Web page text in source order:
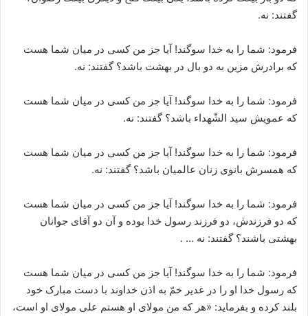
گفتند: نه.
فرمود: شما را به خدا سوگند! آیا جز من کسى در میان شما هست
که برادرش مزین به دو بال در بهشت باشد؟ گفتند: نه.
فرمود: شما را به خدا سوگند! آیا جز من کسى در میان شما هست
که عمویش سید الشّهداء باشد؟ گفتند: نه.
فرمود: شما را به خدا سوگند! آیا جز من کسى در میان شما هست
که همسرش بانوی زنان عالمیان باشد؟ گفتند: نه.
فرمود: شما را به خدا سوگند! آیا جز من کسى در میان شما هست
که دو فرزندش، دو فرزند رسول خدا بوده و آن دو آقای جوانان
بهشتی باشند؟ گفتند: نه … .
فرمود: شما را به خدا سوگند! آیا جز من کسى در میان شما هست
که رسول خدا او را در غدیر خمّ به اذن خداوند با دست مبارک خود
بلند کرده و بفرماید: «هر که من مولای او هستم على مولای او است،